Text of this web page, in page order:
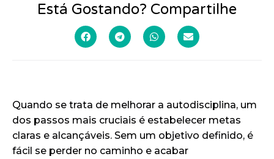
Está Gostando? Compartilhe
Quando se trata de melhorar a autodisciplina, um
dos passos mais cruciais é estabelecer metas
claras e alcançáveis. Sem um objetivo definido, é
fácil se perder no caminho e acabar